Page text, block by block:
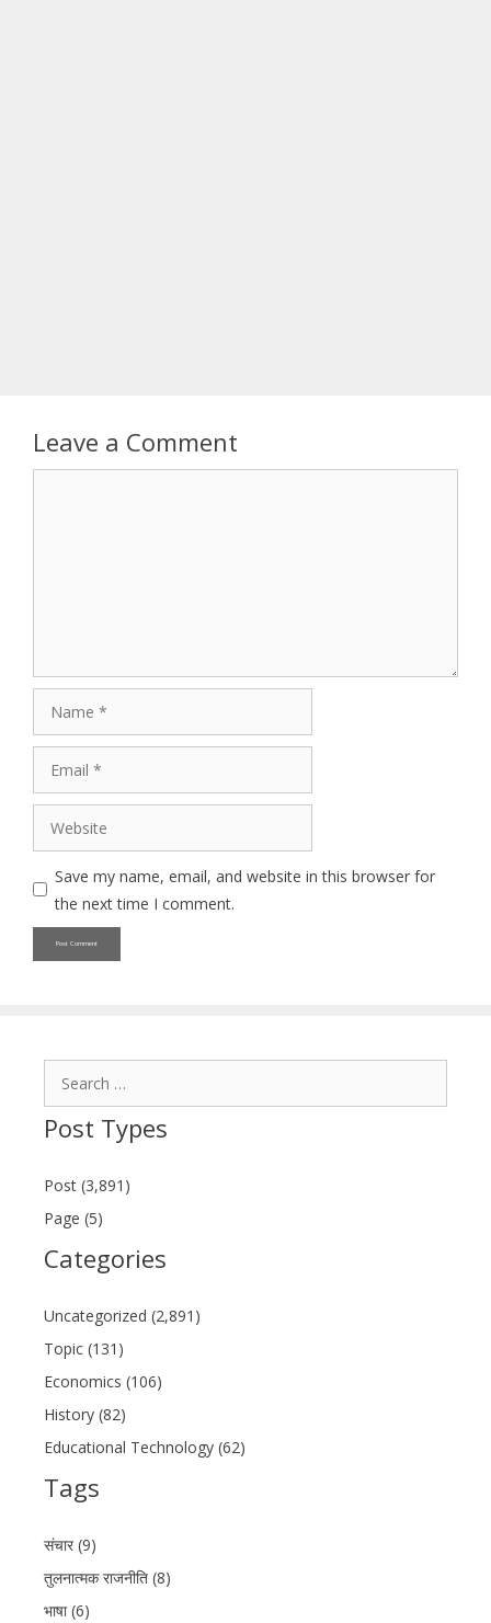
Leave a Comment
Save my name, email, and website in this browser for
the next time I comment.
Post Types
Post (3,891)
Page (5)
Categories
Uncategorized (2,891)
Topic (131)
Economics (106)
History (82)
Educational Technology (62)
Tags
संचार (9)
तुलनात्मक राजनीति (8)
भाषा (6)